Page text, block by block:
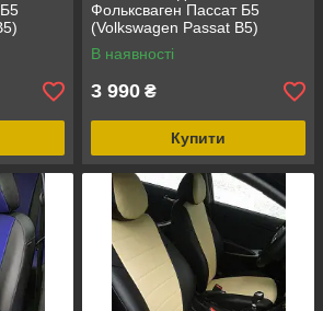
Фольксваген Пассат Б5
(Volkswagen Passat B5)
(модельні, окремий
підголовник)
В наявності
3 990 ₴
Купити